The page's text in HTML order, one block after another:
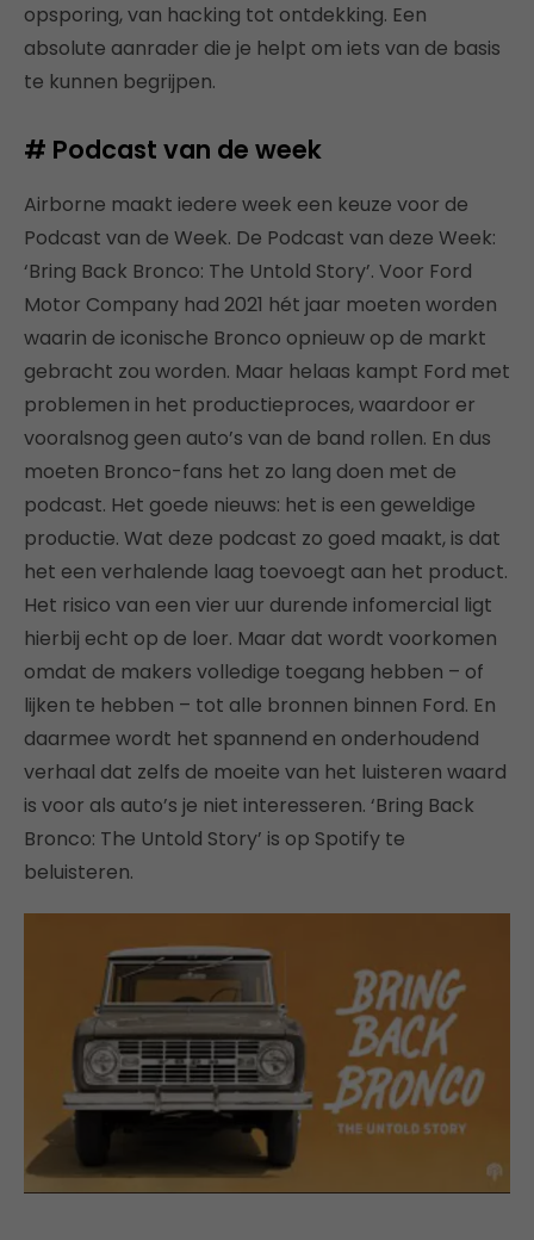
opsporing, van hacking tot ontdekking. Een
absolute aanrader die je helpt om iets van de basis
te kunnen begrijpen.
# Podcast van de week
Airborne maakt iedere week een keuze voor de
Podcast van de Week. De Podcast van deze Week:
‘Bring Back Bronco: The Untold Story’. Voor Ford
Motor Company had 2021 hét jaar moeten worden
waarin de iconische Bronco opnieuw op de markt
gebracht zou worden. Maar helaas kampt Ford met
problemen in het productieproces, waardoor er
vooralsnog geen auto’s van de band rollen. En dus
moeten Bronco-fans het zo lang doen met de
podcast. Het goede nieuws: het is een geweldige
productie. Wat deze podcast zo goed maakt, is dat
het een verhalende laag toevoegt aan het product.
Het risico van een vier uur durende infomercial ligt
hierbij echt op de loer. Maar dat wordt voorkomen
omdat de makers volledige toegang hebben – of
lijken te hebben – tot alle bronnen binnen Ford. En
daarmee wordt het spannend en onderhoudend
verhaal dat zelfs de moeite van het luisteren waard
is voor als auto’s je niet interesseren. ‘Bring Back
Bronco: The Untold Story’ is op Spotify te
beluisteren.